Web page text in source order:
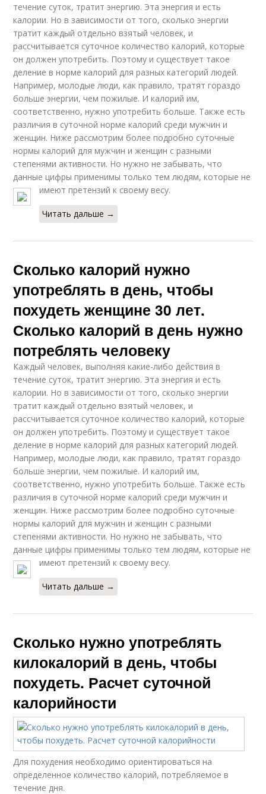
течение суток, тратит энергию. Эта энергия и есть
калории. Но в зависимости от того, сколько энергии
тратит каждый отдельно взятый человек, и
рассчитывается суточное количество калорий, которые
он должен употребить. Поэтому и существует такое
деление в норме калорий для разных категорий людей.
Например, молодые люди, как правило, тратят гораздо
больше энергии, чем пожилые. И калорий им,
соответственно, нужно употребить больше. Также есть
различия в суточной норме калорий среди мужчин и
женщин. Ниже рассмотрим более подробно суточные
нормы калорий для мужчин и женщин с разными
степенями активности. Но нужно не забывать, что
данные цифры применимы только тем людям, которые не
имеют претензий к своему весу.
Читать дальше →
Сколько калорий нужно
употреблять в день, чтобы
похудеть женщине 30 лет.
Сколько калорий в день нужно
потреблять человеку
Каждый человек, выполняя какие-либо действия в
течение суток, тратит энергию. Эта энергия и есть
калории. Но в зависимости от того, сколько энергии
тратит каждый отдельно взятый человек, и
рассчитывается суточное количество калорий, которые
он должен употребить. Поэтому и существует такое
деление в норме калорий для разных категорий людей.
Например, молодые люди, как правило, тратят гораздо
больше энергии, чем пожилые. И калорий им,
соответственно, нужно употребить больше. Также есть
различия в суточной норме калорий среди мужчин и
женщин. Ниже рассмотрим более подробно суточные
нормы калорий для мужчин и женщин с разными
степенями активности. Но нужно не забывать, что
данные цифры применимы только тем людям, которые не
имеют претензий к своему весу.
Читать дальше →
Сколько нужно употреблять
килокалорий в день, чтобы
похудеть. Расчет суточной
калорийности
Для похудения необходимо ориентироваться на
определенное количество калорий, потребляемое в
течение дня.